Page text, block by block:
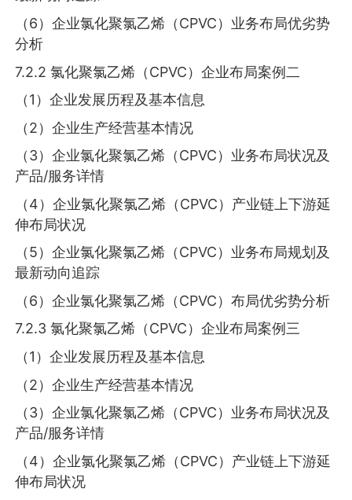
（6）企业氯化聚氯乙烯（CPVC）业务布局优劣势
分析
7.2.2 氯化聚氯乙烯（CPVC）企业布局案例二
（1）企业发展历程及基本信息
（2）企业生产经营基本情况
（3）企业氯化聚氯乙烯（CPVC）业务布局状况及
产品/服务详情
（4）企业氯化聚氯乙烯（CPVC）产业链上下游延
伸布局状况
（5）企业氯化聚氯乙烯（CPVC）业务布局规划及
最新动向追踪
（6）企业氯化聚氯乙烯（CPVC）布局优劣势分析
7.2.3 氯化聚氯乙烯（CPVC）企业布局案例三
（1）企业发展历程及基本信息
（2）企业生产经营基本情况
（3）企业氯化聚氯乙烯（CPVC）业务布局状况及
产品/服务详情
（4）企业氯化聚氯乙烯（CPVC）产业链上下游延
伸布局状况